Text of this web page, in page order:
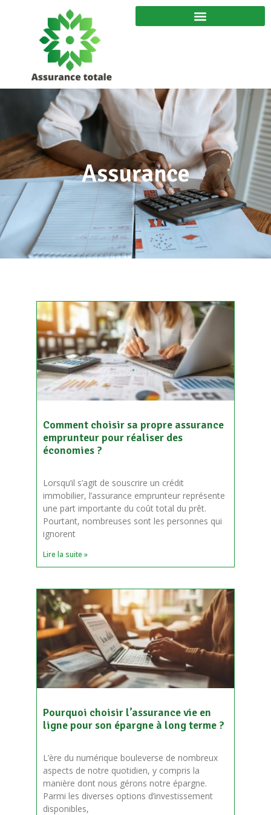
Assurance
Comment choisir sa propre assurance
emprunteur pour réaliser des
économies ?
Lorsqu’il s’agit de souscrire un crédit
immobilier, l’assurance emprunteur représente
une part importante du coût total du prêt.
Pourtant, nombreuses sont les personnes qui
ignorent
Lire la suite »
Pourquoi choisir l’assurance vie en
ligne pour son épargne à long terme ?
L’ère du numérique bouleverse de nombreux
aspects de notre quotidien, y compris la
manière dont nous gérons notre épargne.
Parmi les diverses options d’investissement
disponibles,